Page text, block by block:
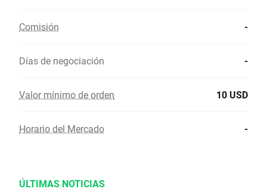
Comisión -
Días de negociación -
Valor mínimo de orden 10 USD
Horario del Mercado -
ÚLTIMAS NOTICIAS